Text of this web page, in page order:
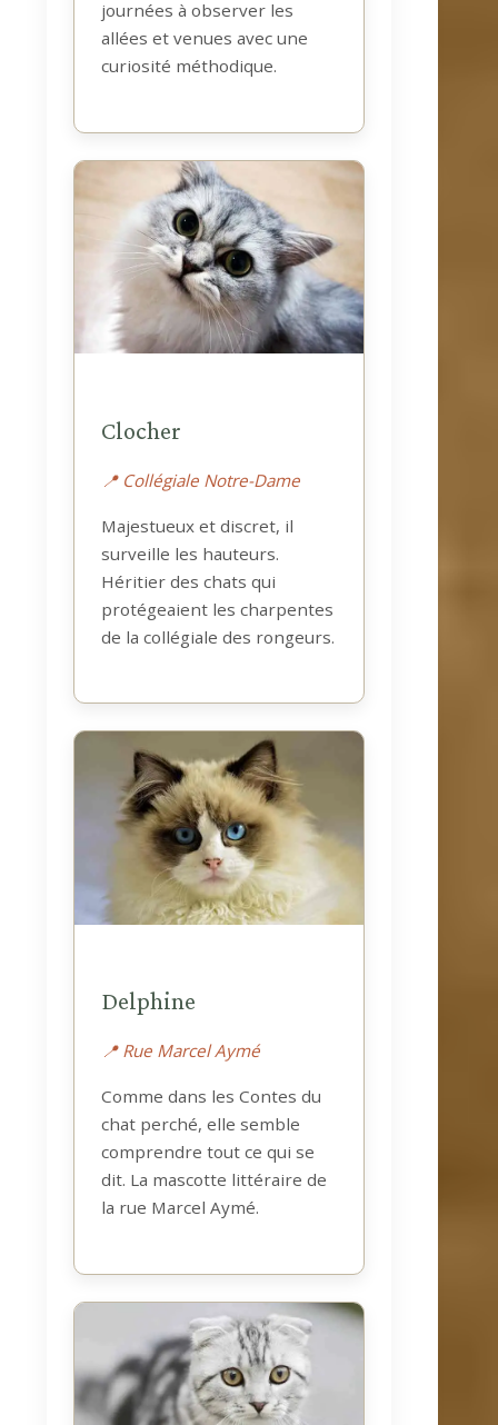
journées à observer les
allées et venues avec une
curiosité méthodique.
Clocher
📍 Collégiale Notre-Dame
Majestueux et discret, il
surveille les hauteurs.
Héritier des chats qui
protégeaient les charpentes
de la collégiale des rongeurs.
Delphine
📍 Rue Marcel Aymé
Comme dans les Contes du
chat perché, elle semble
comprendre tout ce qui se
dit. La mascotte littéraire de
la rue Marcel Aymé.